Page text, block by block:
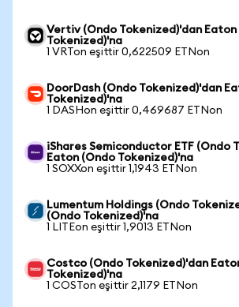
Vertiv (Ondo Tokenized)'dan Eaton
Tokenized)'na
1 VRTon eşittir 0,622509 ETNon
DoorDash (Ondo Tokenized)'dan
Tokenized)'na
1 DASHon eşittir 0,469687 ETNon
iShares Semiconductor ETF (Ondo
Eaton (Ondo Tokenized)'na
1 SOXXon eşittir 1,1943 ETNon
Lumentum Holdings (Ondo
(Ondo Tokenized)'na
1 LITEon eşittir 1,9013 ETNon
Costco (Ondo Tokenized)'dan
Tokenized)'na
1 COSTon eşittir 2,1179 ETNon